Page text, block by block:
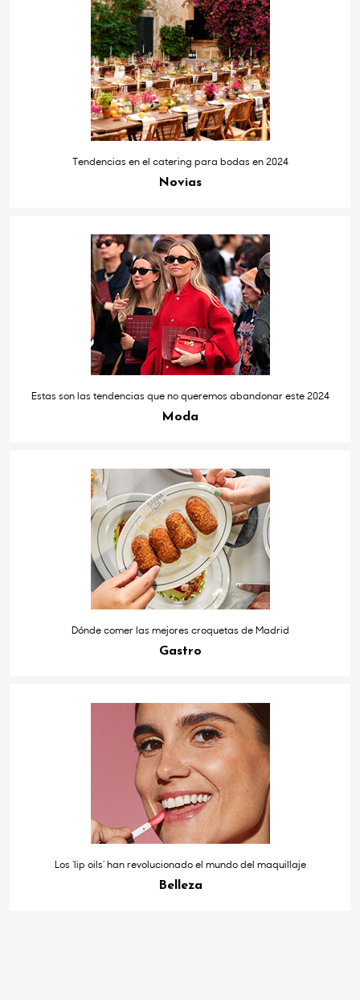
Tendencias en el catering para bodas en 2024
Novias
Estas son las tendencias que no queremos abandonar este 2024
Moda
Dónde comer las mejores croquetas de Madrid
Gastro
Los ‘lip oils’ han revolucionado el mundo del maquillaje
Belleza